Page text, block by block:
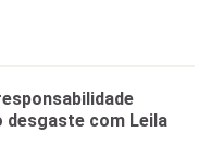
desgaste com Leila